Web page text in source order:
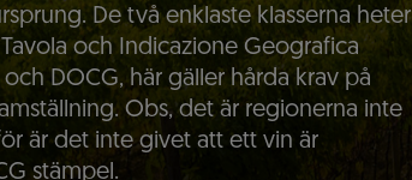
De två enklaste klasserna heter
och Indicazione Geografica
DOCG, här gäller hårda krav på
Obs, det är regionerna inte
är det inte givet att ett vin är
stämpel.